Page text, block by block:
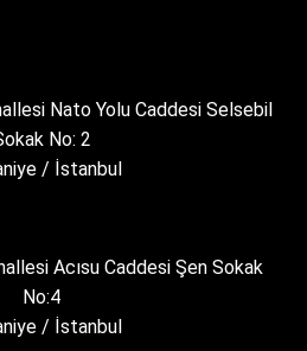
Nato Yolu Caddesi Selsebil
No: 2
/ İstanbul
Acısu Caddesi Şen Sokak
No:4
/ İstanbul